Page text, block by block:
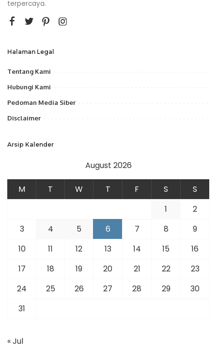
terpercaya.
Halaman Legal
Tentang Kami
Hubungi Kami
Pedoman Media Siber
Disclaimer
Arsip Kalender
August 2026
M T W T F S
S
1
2
3
4 5 6 7 8
9
10
11 12 13 14 15
16
17
18 19 20 21 22
23
24
25 26 27 28 29
30
31
« Jul